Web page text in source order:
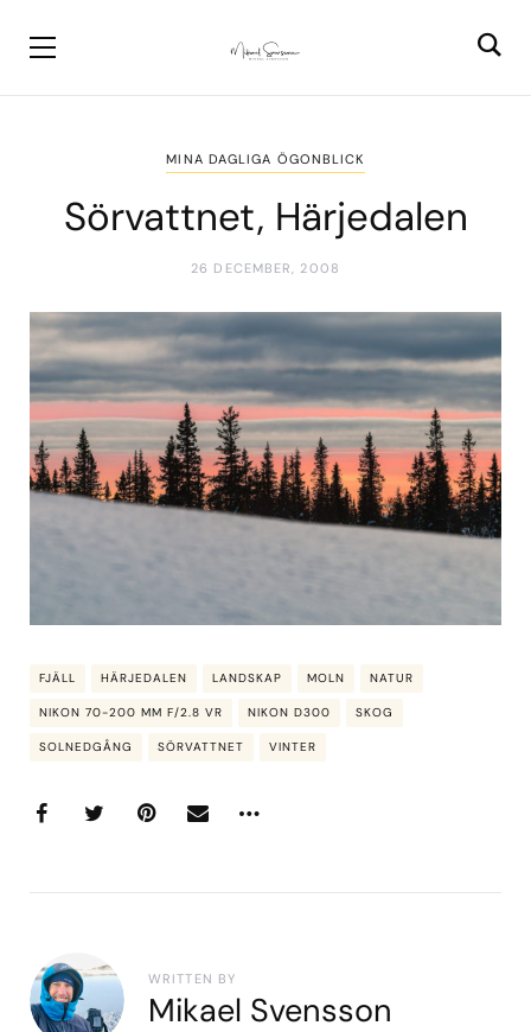
MINA DAGLIGA ÖGONBLICK
Sörvattnet, Härjedalen
26 DECEMBER, 2008
FJÄLL HÄRJEDALEN LANDSKAP MOLN NATUR
NIKON 70-200 MM F/2.8 VR NIKON D300 SKOG
SOLNEDGÅNG SÖRVATTNET VINTER
WRITTEN BY
Mikael Svensson